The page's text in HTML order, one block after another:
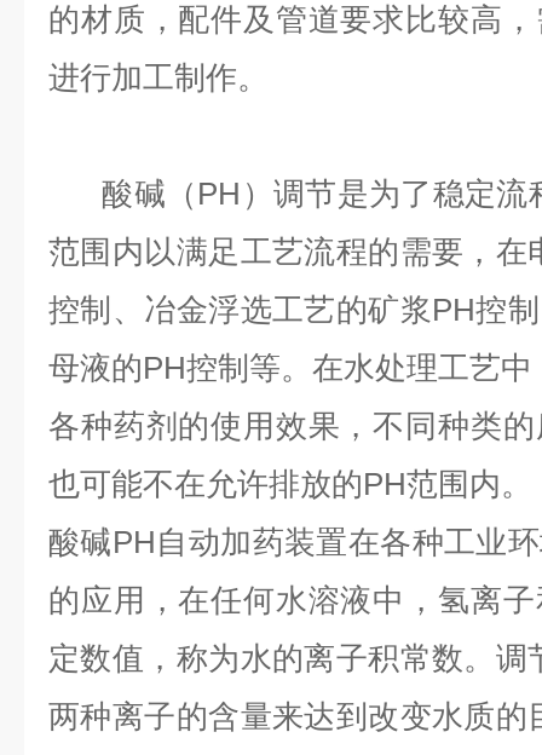
的材质，配件及管道要求比较高
进行加工制作。
酸碱（PH）调节是为了稳定流
范围内以满足工艺流程的需要，在
控制、冶金浮选工艺的矿浆PH控
母液的PH控制等。在水处理工艺
各种药剂的使用效果，不同种类
也可能不在允许排放的PH范围内。
酸碱PH自动加药装置在各种工业
的应用，在任何水溶液中，氢离
定数值，称为水的离子积常数。
两种离子的含量来达到改变水质的